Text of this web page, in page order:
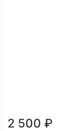
2 500 ₽